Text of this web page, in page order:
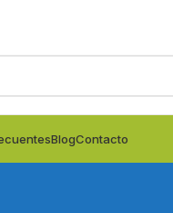
BlogContacto